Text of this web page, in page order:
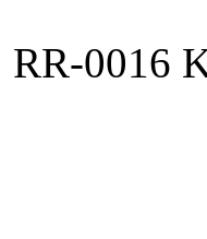
RR-0016